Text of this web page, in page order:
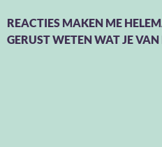
REACTIES MAKEN ME
GERUST WETEN WAT JE